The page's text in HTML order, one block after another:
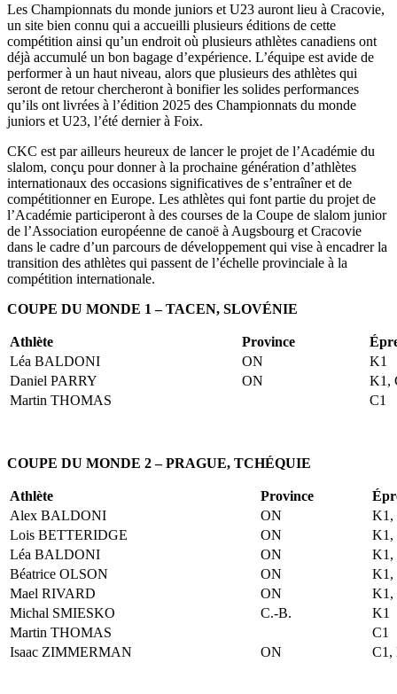
Les Championnats du monde juniors et U23 auront lieu à Cracovie,
un site bien connu qui a accueilli plusieurs éditions de cette
compétition ainsi qu’un endroit où plusieurs athlètes canadiens ont
déjà accumulé un bon bagage d’expérience. L’équipe est avide de
performer à un haut niveau, alors que plusieurs des athlètes qui
seront de retour chercheront à bonifier les solides performances
qu’ils ont livrées à l’édition 2025 des Championnats du monde
juniors et U23, l’été dernier à Foix.
CKC est par ailleurs heureux de lancer le projet de l’Académie du
slalom, conçu pour donner à la prochaine génération d’athlètes
internationaux des occasions significatives de s’entraîner et de
compétitionner en Europe. Les athlètes qui font partie du projet de
l’Académie participeront à des courses de la Coupe de slalom junior
de l’Association européenne de canoë à Augsbourg et Cracovie
dans le cadre d’un parcours de développement qui vise à encadrer la
transition des athlètes qui passent de l’échelle provinciale à la
compétition internationale.
COUPE DU MONDE 1 – TACEN, SLOVÉNIE
Athlète Province
Léa BALDONI
ON
K1
Daniel PARRY
ON
K1,
Martin THOMAS
C1
COUPE DU MONDE 2 – PRAGUE, TCHÉQUIE
Athlète Province
Alex BALDONI
ON
K1,
Lois BETTERIDGE
ON
K1,
Léa BALDONI
ON
K1,
Béatrice OLSON
ON
K1,
Mael RIVARD
ON
K1,
Michal SMIESKO
C.-B.
K1
Martin THOMAS
C1
Isaac ZIMMERMAN
ON C1,